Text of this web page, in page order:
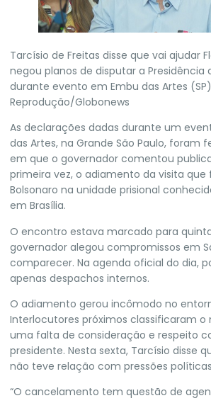
Tarcísio de Freitas disse que vai ajudar
negou planos de disputar a Presidência
durante evento em Embu das Artes
Reprodução/Globonews
As declarações dadas durante um
das Artes, na Grande São Paulo, foram
em que o governador comentou
primeira vez, o adiamento da visita que
Bolsonaro na unidade prisional
em Brasília.
O encontro estava marcado para
governador alegou compromissos em
comparecer. Na agenda oficial do dia,
apenas despachos internos.
O adiamento gerou incômodo no
Interlocutores próximos classificaram
uma falta de consideração e respeito
presidente. Nesta sexta, Tarcísio disse
não teve relação com pressões
“O cancelamento tem questão de